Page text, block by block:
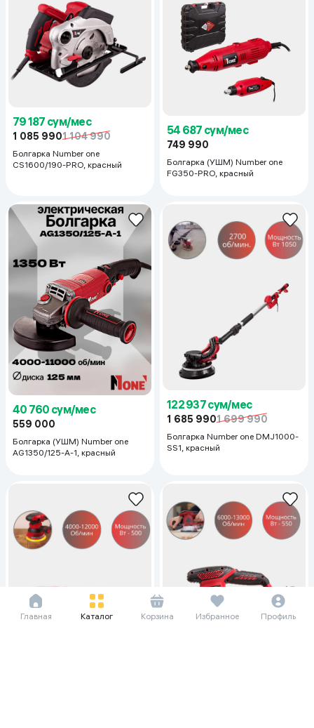
79 187 сум/мес
1 085 9901 104 990
Болгарка Number one
CS1600/190-PRO, красный
54 687 сум/мес
749 990
Болгарка (УШМ) Number one
FG350-PRO, красный
40 760 сум/мес
559 000
Болгарка (УШМ) Number one
AG1350/125-A-1, красный
122 937 сум/мес
1 685 9901 699 990
Болгарка Number one DMJ1000-
SS1, красный
Главная Каталог Корзина Избранное Профиль